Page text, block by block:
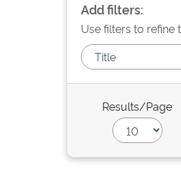
Add filters:
Use filters to refine
Results/Page